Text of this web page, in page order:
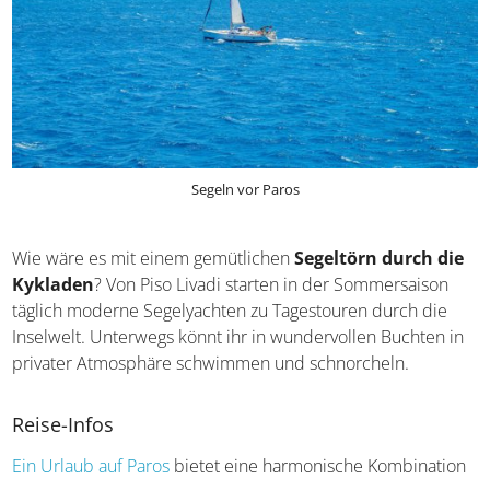
Segeln vor Paros
Wie wäre es mit einem gemütlichenSegeltörn durch
die Kykladen ? Von Piso Livadi starten in der
Tagestouren durch die Inselwelt. Unterwegs könnt ihr in
wundervollen Buchten in privater Atmosphäre